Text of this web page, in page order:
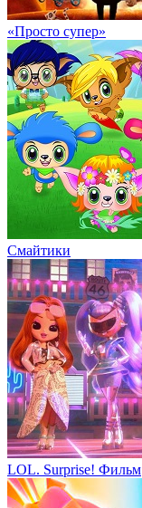
«Просто супер»
Смайтики
LOL. Surprise! Фильм